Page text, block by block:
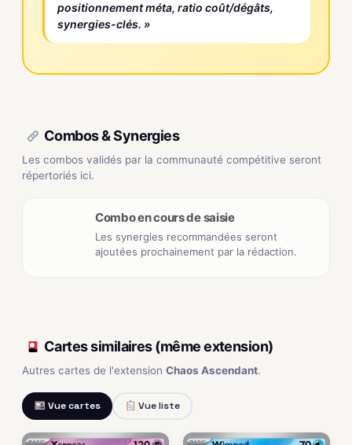
positionnement méta, ratio coût/dégâts,
synergies-clés. »
Combos & Synergies
Les combos validés par la communauté compétitive seront
répertoriés ici.
Combo en cours de saisie
Les synergies recommandées seront
ajoutées prochainement par la rédaction.
Cartes similaires (même extension)
Autres cartes de l'extension Chaos Ascendant.
Vue cartes Vue liste